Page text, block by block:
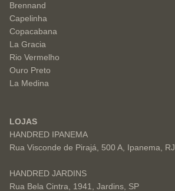
Brennand
Capelinha
Copacabana
La Gracia
Rio Vermelho
Ouro Preto
La Medina
LOJAS
HANDRED IPANEMA
Rua Visconde de Pirajá, 500 A, Ipanema, RJ
HANDRED JARDINS
Rua Bela Cintra, 1941, Jardins, SP